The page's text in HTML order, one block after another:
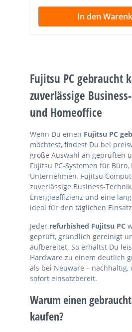
In den
Fujitsu PC gebraucht
zuverlässige
und Homeoffice
Wenn Du einen Fujitsu PC
möchtest, findest Du bei
große Auswahl an geprüften
Fujitsu PC-Systemen für
Unternehmen. Fujitsu
zuverlässige Business-
Energieeffizienz und eine
ideal für den täglichen
Jeder refurbished Fujitsu PC
geprüft, gründlich gereinigt
aufbereitet. So erhältst Du
Hardware zu einem deutlich
als bei Neuware –
sofort einsatzbereit.
Warum einen
kaufen?